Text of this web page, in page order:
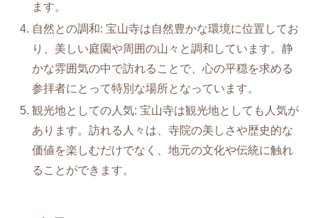
ます。
自然との調和: 宝山寺は自然豊かな環境に位置してお
り、美しい庭園や周囲の山々と調和しています。静
かな雰囲気の中で訪れることで、心の平穏を求める
参拝者にとって特別な場所となっています。
観光地としての人気: 宝山寺は観光地としても人気が
あります。訪れる人々は、寺院の美しさや歴史的な
価値を楽しむだけでなく、地元の文化や伝統に触れ
ることができます。